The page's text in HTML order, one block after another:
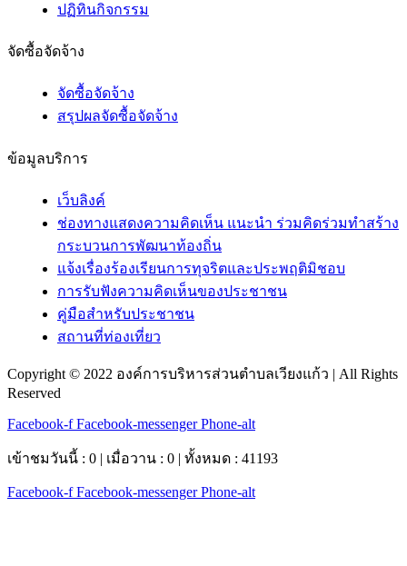
ปฏิทินกิจกรรม
จัดซื้อจัดจ้าง
จัดซื้อจัดจ้าง
สรุปผลจัดซื้อจัดจ้าง
ข้อมูลบริการ
เว็บลิงค์
ช่องทางแสดงความคิดเห็น แนะนำ ร่วมคิดร่วมทำสร้าง
กระบวนการพัฒนาท้องถิ่น
แจ้งเรื่องร้องเรียนการทุจริตและประพฤติมิชอบ
การรับฟังความคิดเห็นของประชาชน
คู่มือสำหรับประชาชน
สถานที่ท่องเที่ยว
Copyright © 2022 องค์การบริหารส่วนตำบลเวียงแก้ว | All Rights
Reserved
Facebook-f Facebook-messenger Phone-alt
เข้าชมวันนี้ : 0 | เมื่อวาน : 0 | ทั้งหมด : 41193
Facebook-f Facebook-messenger Phone-alt